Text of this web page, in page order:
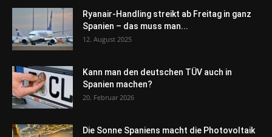
Ryanair-Handling streikt ab Freitag in ganz
Spanien – das muss man...
12. August 2025
Kann man den deutschen TÜV auch in
Spanien machen?
20. Februar 2026
Die Sonne Spaniens macht die Photovoltaik